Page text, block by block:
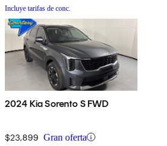
Incluye tarifas de conc.
2024 Kia Sorento S FWD
$23,899 Gran oferta